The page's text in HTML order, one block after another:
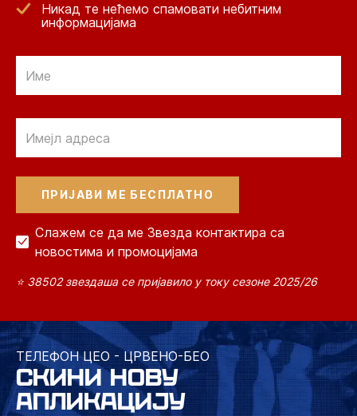
Никад те нећемо спамовати небитним
информацијама
Слажем се да ме Звезда контактира са
новостима и промоцијама
⭐ 38502 звездаша се пријавило у току сезоне 2025/26
ТЕЛЕФОН ЦЕО - ЦРВЕНО-БЕО
СКИНИ НОВУ
АПЛИКАЦИЈУ